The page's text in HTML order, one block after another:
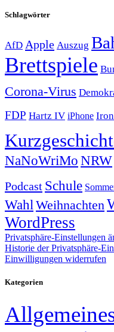
Schlagwörter
AfD Apple Auszug
Brettspiele
Corona-Virus
FDP Hartz IV iPhone
NaNoWriMo NRW
Podcast Schule
Wahl Weihnachten
WordPress
Privatsphäre-Einstellungen
Historie der Privatsphäre-
Einwilligungen widerrufen
Kategorien